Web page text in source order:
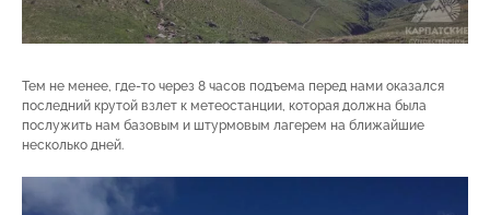
Тем не менее, где-то через 8 часов подъема перед нами оказался
последний крутой взлет к метеостанции, которая должна была
послужить нам базовым и штурмовым лагерем на ближайшие
несколько дней.